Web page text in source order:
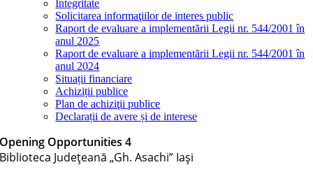
Integritate
Solicitarea informaţiilor de interes public
Raport de evaluare a implementării Legii nr. 544/2001 în
anul 2025
Raport de evaluare a implementării Legii nr. 544/2001 în
anul 2024
Situații financiare
Achiziții publice
Plan de achiziţii publice
Declarații de avere și de interese
Opening Opportunities 4
Biblioteca Judeţeană „Gh. Asachi” Iaşi